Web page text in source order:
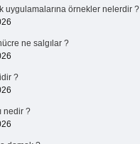
uygulamalarına örnekler nelerdir ?
ne salgılar ?
?
nedir ?